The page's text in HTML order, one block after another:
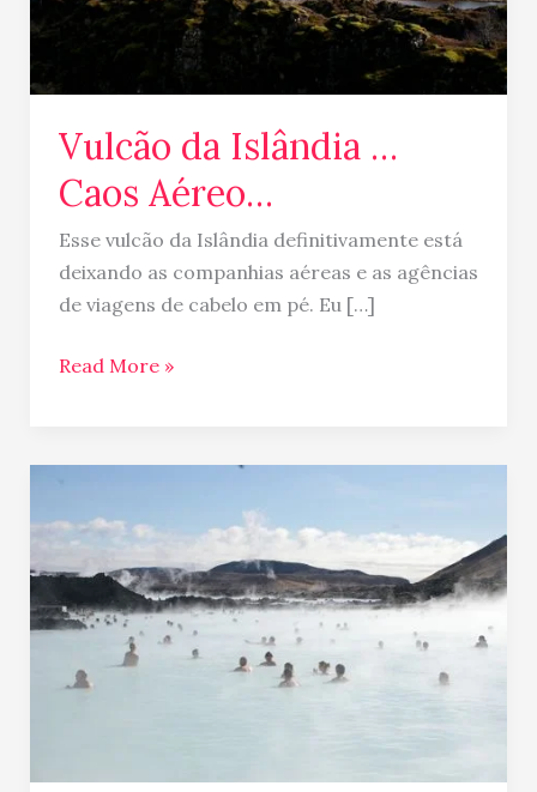
Vulcão da Islândia …
Caos Aéreo…
Esse vulcão da Islândia definitivamente está
deixando as companhias aéreas e as agências
de viagens de cabelo em pé. Eu […]
Read More »
Lagoa
Azul…